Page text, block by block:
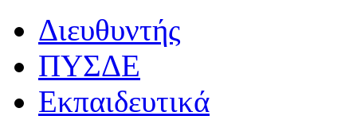
Διευθυντής
ΠΥΣΔΕ
Εκπαιδευτικά